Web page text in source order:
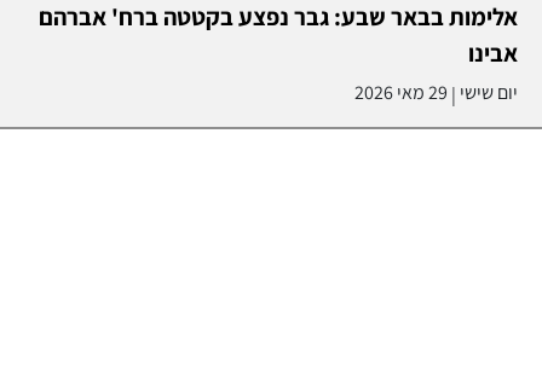
אלימות בבאר שבע: גבר נפצע בקטטה ברח' אברהם
אבינו
יום שישי | 29 מאי 2026